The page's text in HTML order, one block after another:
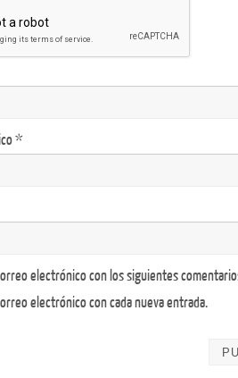
*
electrónico con los siguientes
electrónico con cada nueva entrada.